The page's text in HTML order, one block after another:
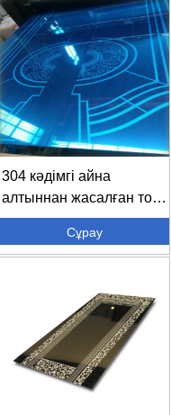
304 кәдімгі айна
алтыннан жасалған тот
баспайтын болаттан
жасалған ...
Сұрау